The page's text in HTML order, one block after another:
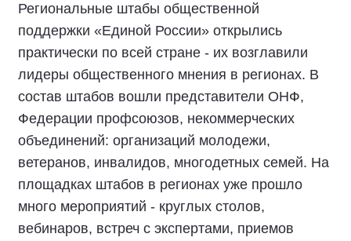
Региональные штабы общественной
поддержки «Единой России» открылись
практически по всей стране - их возглавили
лидеры общественного мнения в регионах. В
состав штабов вошли представители ОНФ,
Федерации профсоюзов, некоммерческих
объединений: организаций молодежи,
ветеранов, инвалидов, многодетных семей. На
площадках штабов в регионах уже прошло
много мероприятий - круглых столов,
вебинаров, встреч с экспертами, приемов